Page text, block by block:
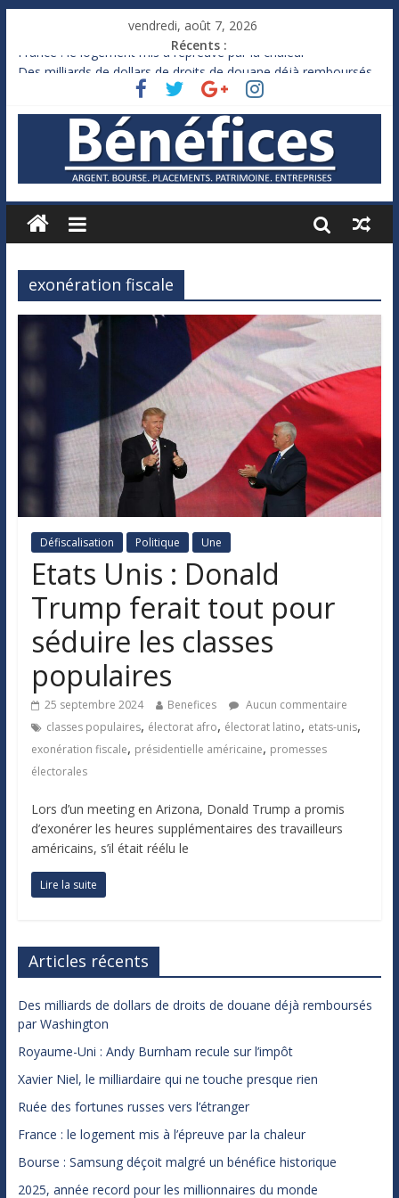
vendredi, août 7, 2026
Récents :
France : le logement mis à l’épreuve par la chaleur
Des milliards de dollars de droits de douane déjà remboursés
Royaume-Uni : Andy Burnham recule sur l’impôt
Xavier Niel, le milliardaire qui ne touche presque rien
Ruée des fortunes russes vers l’étranger
exonération fiscale
Défiscalisation Politique Une
Etats Unis : Donald
Trump ferait tout pour
séduire les classes
populaires
25 septembre 2024 Benefices
Aucun commentaire
classes populaires, électorat afro, électorat latino, etats-unis,
exonération fiscale, présidentielle américaine, promesses
électorales
Lors d’un meeting en Arizona, Donald Trump a promis
d’exonérer les heures supplémentaires des travailleurs
américains, s’il était réélu le
Lire la suite
Articles récents
Des milliards de dollars de droits de douane déjà remboursés
par Washington
Royaume-Uni : Andy Burnham recule sur l’impôt
Xavier Niel, le milliardaire qui ne touche presque rien
Ruée des fortunes russes vers l’étranger
France : le logement mis à l’épreuve par la chaleur
Bourse : Samsung déçoit malgré un bénéfice historique
2025, année record pour les millionnaires du monde